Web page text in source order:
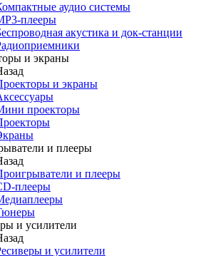
аудио системы
плееры
акустика и док-станции
и экраны
и экраны
проекторы
и плееры
и плееры
плееры
и усилители
и усилители